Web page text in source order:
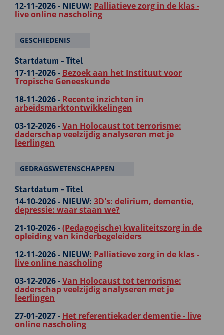
12-11-2026 - NIEUW: Palliatieve zorg in de klas -
live online nascholing
GESCHIEDENIS
Startdatum - Titel
17-11-2026 - Bezoek aan het Instituut voor
Tropische Geneeskunde
18-11-2026 - Recente inzichten in
arbeidsmarktontwikkelingen
03-12-2026 -Van Holocaust tot terrorisme:
daderschap veelzijdig analyseren met je
leerlingen
GEDRAGSWETENSCHAPPEN
Startdatum - Titel
14-10-2026 - NIEUW: 3D's: delirium, dementie,
depressie: waar staan we?
21-10-2026 -(Pedagogische) kwaliteitszorg in de
opleiding van kinderbegeleiders
12-11-2026 - NIEUW: Palliatieve zorg in de klas -
live online nascholing
03-12-2026 -Van Holocaust tot terrorisme:
daderschap veelzijdig analyseren met je
leerlingen
27-01-2027 - Het referentiekader dementie - live
online nascholing